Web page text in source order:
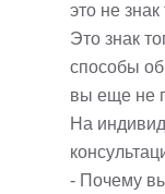
это не
Это знак
способы
вы еще не
На
- Почему